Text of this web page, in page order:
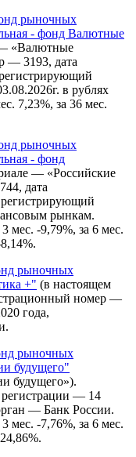
рыночных
- фонд Валютные
«Валютные
— 3193, дата
в рублях
7,23%, за 36 мес.
рыночных
- фонд
— «Российские
дата
рынкам.
мес. -9,79%, за 6 мес.
рыночных
+" (в настоящем
номер —
года,
рыночных
будущего"
будущего»).
— 14
— Банк России.
мес. -7,76%, за 6 мес.